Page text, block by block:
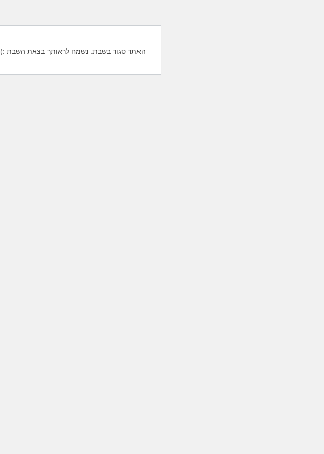
האתר סגור בשבת. נשמח לראותך בצאת השבת :)